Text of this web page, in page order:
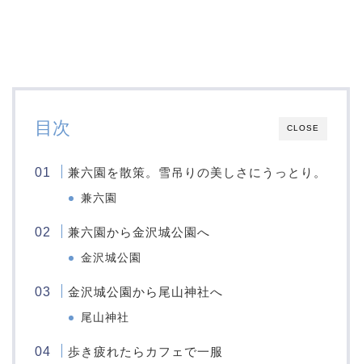
CLOSE
目次
兼六園を散策。雪吊りの美しさにうっとり。
兼六園
兼六園から金沢城公園へ
金沢城公園
金沢城公園から尾山神社へ
尾山神社
歩き疲れたらカフェで一服